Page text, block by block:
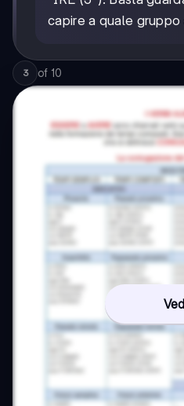
capire a quale gruppo
3 of 10